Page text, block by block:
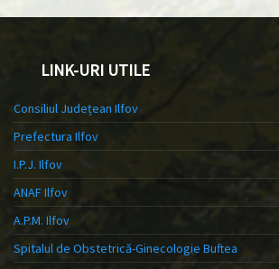
LINK-URI UTILE
Consiliul Județean Ilfov
Prefectura Ilfov
I.P.J. Ilfov
ANAF Ilfov
A.P.M. Ilfov
Spitalul de Obstetrică-Ginecologie Buftea